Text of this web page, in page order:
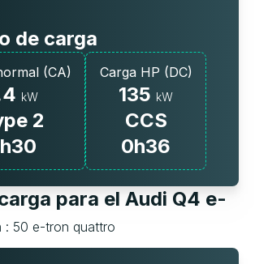
de carga
(CA)
kW
2
Carga HP (DC)
135 kW
CCS
0h36
para el Audi Q4 e-
: 50 e-tron quattro